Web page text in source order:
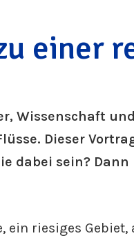
einer
Wissenschaft
Dieser
dabei sein?
riesiges Gebiet,